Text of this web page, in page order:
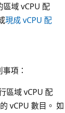
域 vCPU 配
現成 vCPU 配
項：
區域 vCPU 配
vCPU 數目。 如